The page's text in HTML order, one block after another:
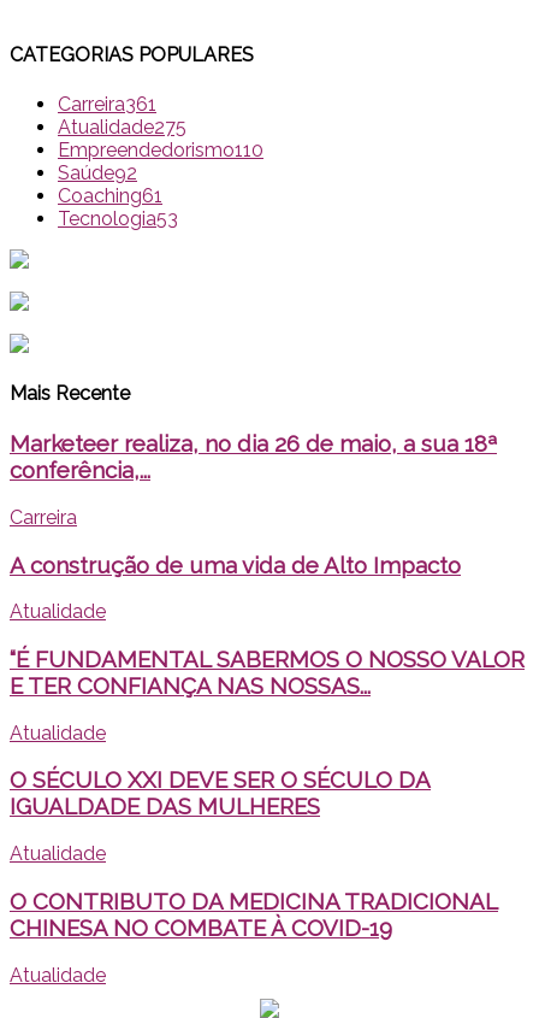
CATEGORIAS POPULARES
Carreira361
Atualidade275
Empreendedorismo110
Saúde92
Coaching61
Tecnologia53
Mais Recente
Marketeer realiza, no dia 26 de maio, a sua 18ª
conferência,...
Carreira
A construção de uma vida de Alto Impacto
Atualidade
“É FUNDAMENTAL SABERMOS O NOSSO VALOR
E TER CONFIANÇA NAS NOSSAS...
Atualidade
O SÉCULO XXI DEVE SER O SÉCULO DA
IGUALDADE DAS MULHERES
Atualidade
O CONTRIBUTO DA MEDICINA TRADICIONAL
CHINESA NO COMBATE À COVID-19
Atualidade